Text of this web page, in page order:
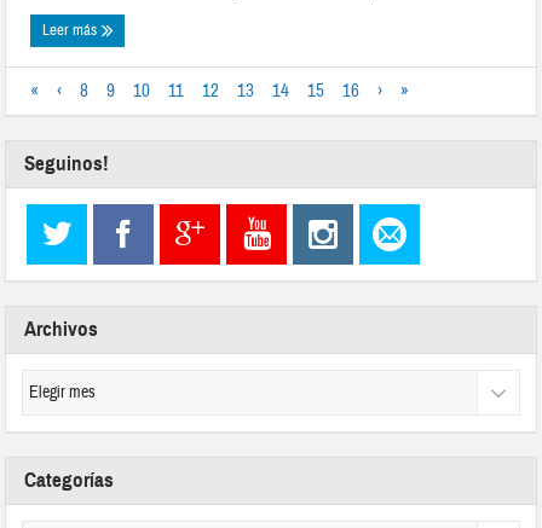
Leer más
« ‹ 8 9 10 11 12 13 14 15 16 › »
Seguinos!
Archivos
Categorías